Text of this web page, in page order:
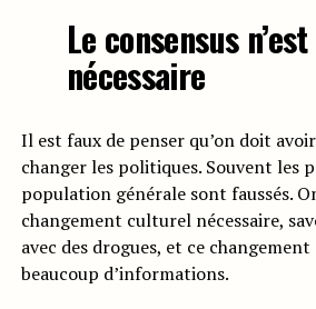
Le consensus
nécessaire
Il est faux de penser qu’on doit
changer les politiques. Souvent les
population générale sont faussés.
changement culturel nécessaire,
avec des drogues, et ce
beaucoup d’informations.